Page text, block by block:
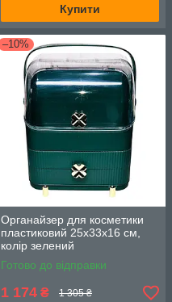
Купити
–10%
Органайзер для косметики
пластиковий 25х33х16 см,
колір зелений
Готово до відправки
1 174 ₴ 1 305 ₴